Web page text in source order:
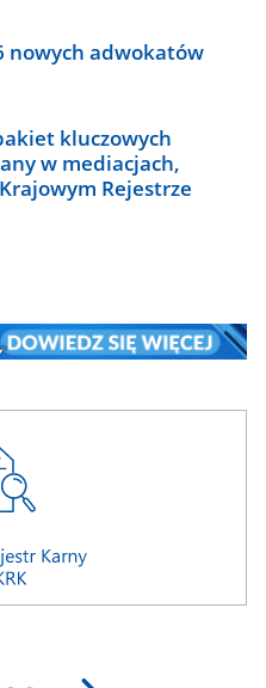
nowych adwokatów
kluczowych
w mediacjach,
Rejestrze